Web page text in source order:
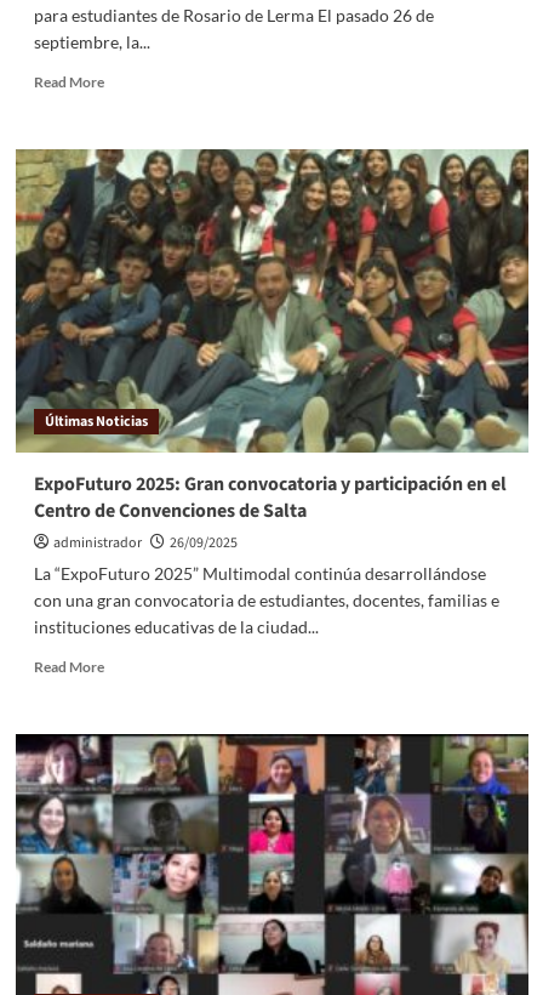
para estudiantes de Rosario de Lerma El pasado 26 de
septiembre, la...
Read More
Últimas Noticias
ExpoFuturo 2025: Gran convocatoria y participación en el
Centro de Convenciones de Salta
administrador
26/09/2025
La “ExpoFuturo 2025” Multimodal continúa desarrollándose
con una gran convocatoria de estudiantes, docentes, familias e
instituciones educativas de la ciudad...
Read More